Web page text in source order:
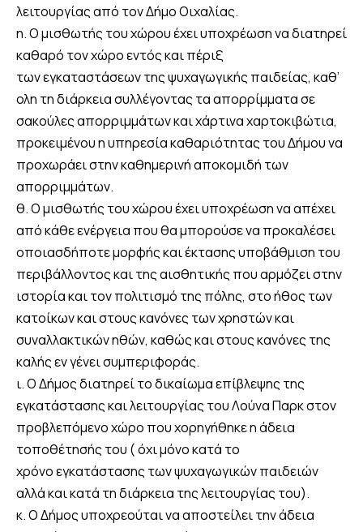
λειτουργίας από τον Δήμο Οιχαλίας.
η. Ο μισθωτής του χώρου έχει υποχρέωση να διατηρεί
καθαρό τον χώρο εντός και πέριξ
των εγκαταστάσεων της ψυχαγωγικής παιδείας, καθ’
ολη τη διάρκεια συλλέγοντας τα απορρίμματα σε
σακούλες απορριμμάτων και χάρτινα χαρτοκιβώτια,
προκειμένου η υπηρεσία καθαριότητας του Δήμου να
προχωράει στην καθημερινή αποκομιδή των
απορριμμάτων.
θ. Ο μισθωτής του χώρου έχει υποχρέωση να απέχει
από κάθε ενέργεια που θα μπορούσε να προκαλέσει
οποιασδήποτε μορφής και έκτασης υποβάθμιση του
περιβάλλοντος και της αισθητικής που αρμόζει στην
ιστορία και τον πολιτισμό της πόλης, στο ήθος των
κατοίκων και στους κανόνες των χρηστών και
συναλλακτικών ηθών, καθώς και στους κανόνες της
καλής εν γένει συμπεριφοράς.
ι. Ο Δήμος διατηρεί το δικαίωμα επίβλεψης της
εγκατάστασης και λειτουργίας του Λούνα Παρκ στον
προβλεπόμενο χώρο που χορηγήθηκε η άδεια
τοποθέτησής του ( όχι μόνο κατά το
χρόνο εγκατάστασης των ψυχαγωγικών παιδειών
αλλά και κατά τη διάρκεια της λειτουργίας του).
κ. Ο Δήμος υποχρεούται να αποστείλει την άδεια